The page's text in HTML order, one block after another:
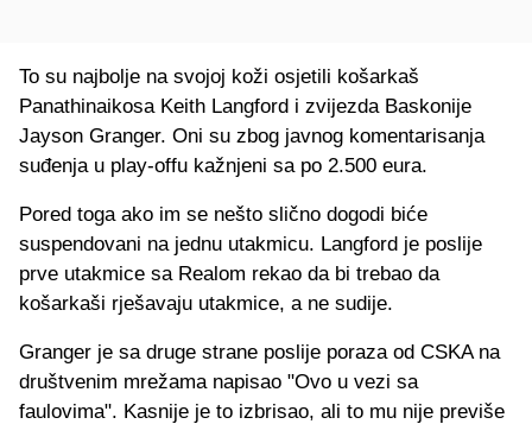
To su najbolje na svojoj koži osjetili košarkaš
Panathinaikosa Keith Langford i zvijezda Baskonije
Jayson Granger. Oni su zbog javnog komentarisanja
suđenja u play-offu kažnjeni sa po 2.500 eura.
Pored toga ako im se nešto slično dogodi biće
suspendovani na jednu utakmicu. Langford je poslije
prve utakmice sa Realom rekao da bi trebao da
košarkaši rješavaju utakmice, a ne sudije.
Granger je sa druge strane poslije poraza od CSKA na
društvenim mrežama napisao "Ovo u vezi sa
faulovima". Kasnije je to izbrisao, ali to mu nije previše